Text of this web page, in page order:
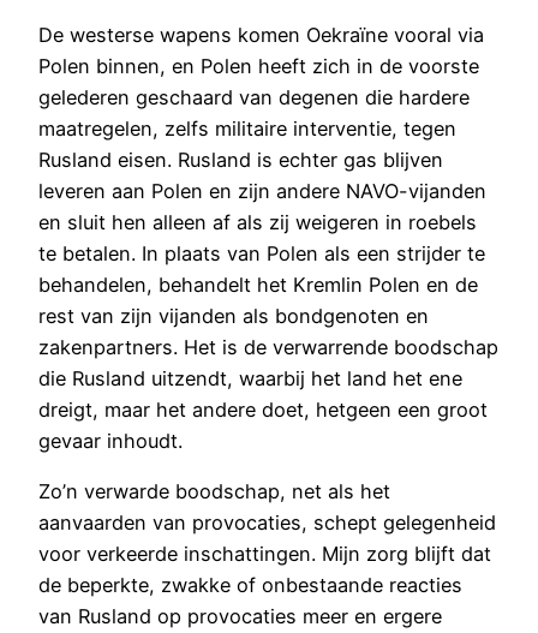
De westerse wapens komen Oekraïne vooral via
Polen binnen, en Polen heeft zich in de voorste
gelederen geschaard van degenen die hardere
maatregelen, zelfs militaire interventie, tegen
Rusland eisen. Rusland is echter gas blijven
leveren aan Polen en zijn andere NAVO-vijanden
en sluit hen alleen af als zij weigeren in roebels
te betalen. In plaats van Polen als een strijder te
behandelen, behandelt het Kremlin Polen en de
rest van zijn vijanden als bondgenoten en
zakenpartners. Het is de verwarrende boodschap
die Rusland uitzendt, waarbij het land het ene
dreigt, maar het andere doet, hetgeen een groot
gevaar inhoudt.
Zo’n verwarde boodschap, net als het
aanvaarden van provocaties, schept gelegenheid
voor verkeerde inschattingen. Mijn zorg blijft dat
de beperkte, zwakke of onbestaande reacties
van Rusland op provocaties meer en ergere